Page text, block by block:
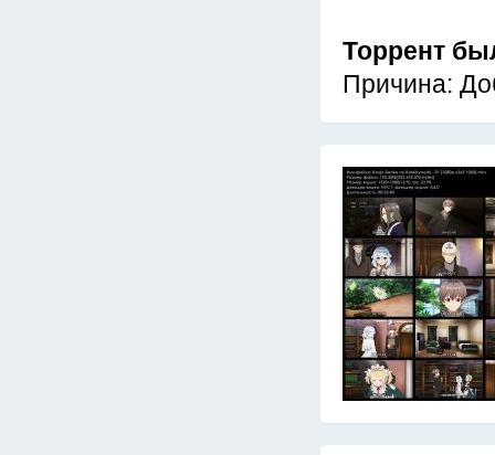
Торрент
Причина: